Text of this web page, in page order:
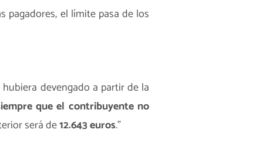
pagadores, el límite pasa de los
devengado a partir de la
que el contribuyente no
será de12.643 euros.”